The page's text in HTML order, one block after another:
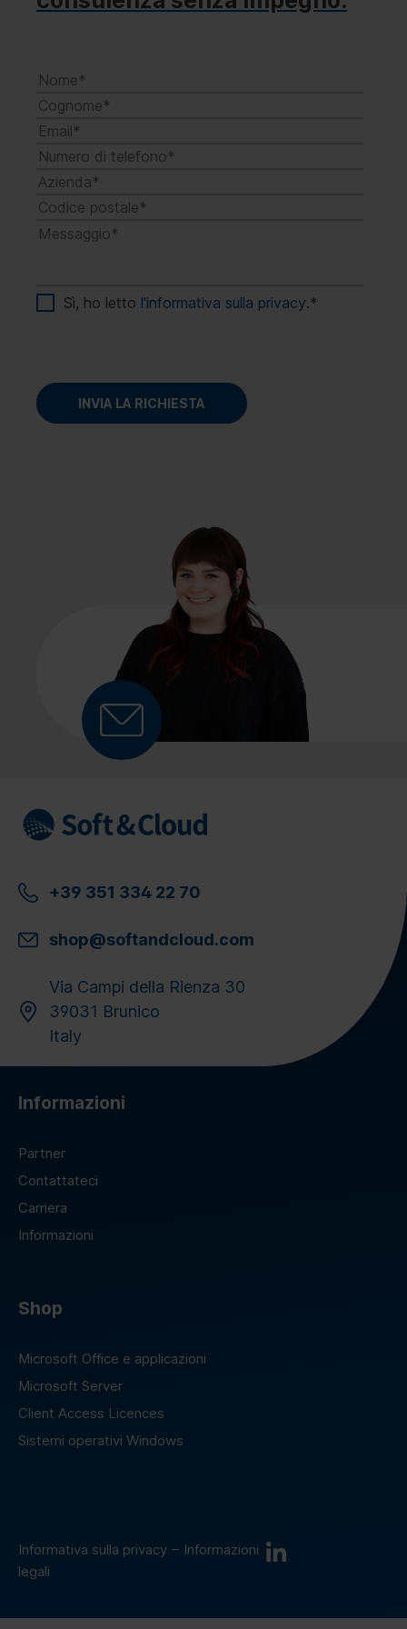
di licenze server e di accesso e dimostrarne il
Sì, ho letto l'informativa sulla privacy.*
+39 351 334 22 70
shop@softandcloud.com
Via Campi della Rienza 30
39031 Brunico
Italy
Informazioni
Partner
Contattateci
Carriera
Informazioni
Shop
Microsoft Office e applicazioni
Microsoft Server
Client Access Licences
Sistemi operativi Windows
Informativa sulla privacy – Informazioni
legali